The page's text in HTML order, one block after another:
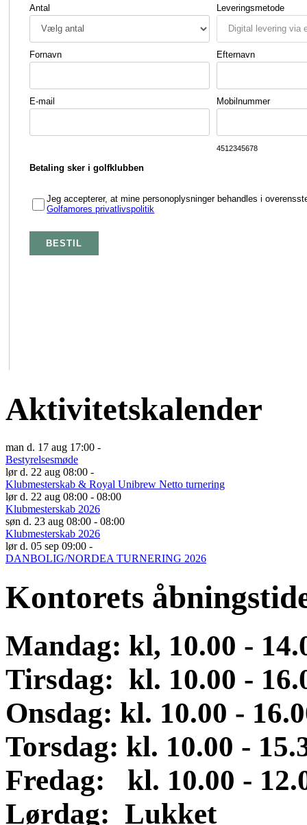
Aktivitetskalender
man d. 17 aug 17:00 -
Bestyrelsesmøde
lør d. 22 aug 08:00 -
Klubmesterskab & Royal Unibrew Netto turnering
lør d. 22 aug 08:00 - 08:00
Klubmesterskab 2026
søn d. 23 aug 08:00 - 08:00
Klubmesterskab 2026
lør d. 05 sep 09:00 -
DANBOLIG/NORDEA TURNERING 2026
Kontorets
Mandag: kl, 10.00 -
Tirsdag: kl. 10.00 -
Onsdag: kl. 10.00 -
Torsdag: kl. 10.00 -
Fredag: kl. 10.00 -
Lørdag: Lukket